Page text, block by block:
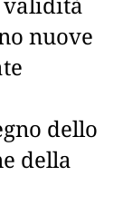
nuove
dello
della